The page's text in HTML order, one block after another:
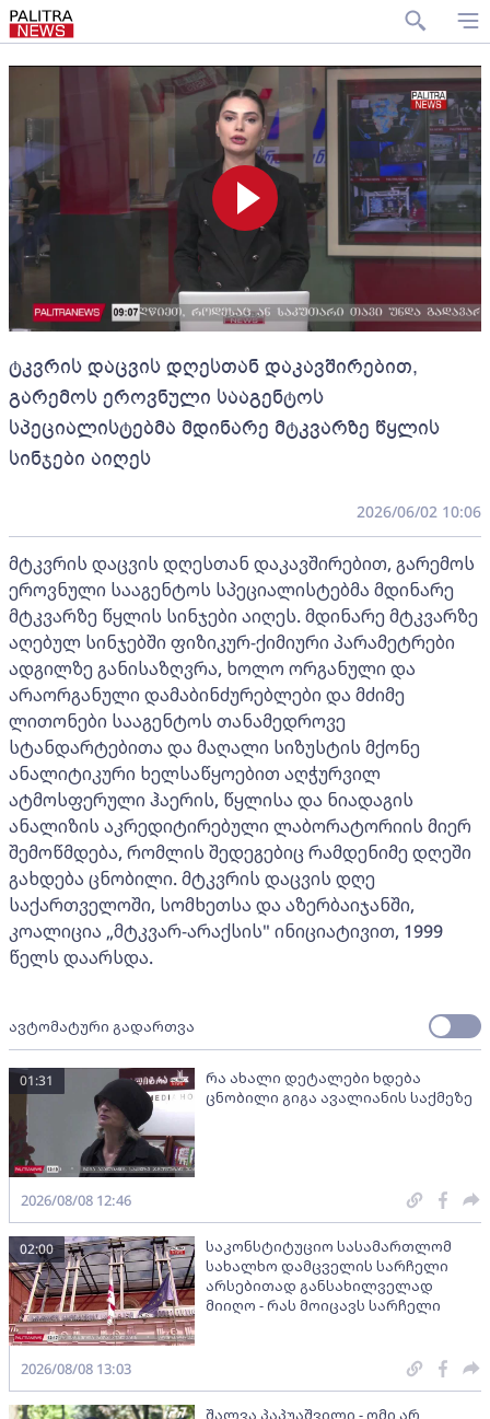
ტკვრის დაცვის დღესთან დაკავშირებით,
გარემოს ეროვნული სააგენტოს
სპეციალისტებმა მდინარე მტკვარზე წყლის
სინჯები აიღეს
2026/06/02 10:06
მტკვრის დაცვის დღესთან დაკავშირებით, გარემოს
ეროვნული სააგენტოს სპეციალისტებმა მდინარე
მტკვარზე წყლის სინჯები აიღეს. მდინარე მტკვარზე
აღებულ სინჯებში ფიზიკურ-ქიმიური პარამეტრები
ადგილზე განისაზღვრა, ხოლო ორგანული და
არაორგანული დამაბინძურებლები და მძიმე
ლითონები სააგენტოს თანამედროვე
სტანდარტებითა და მაღალი სიზუსტის მქონე
ანალიტიკური ხელსაწყოებით აღჭურვილ
ატმოსფერული ჰაერის, წყლისა და ნიადაგის
ანალიზის აკრედიტირებული ლაბორატორიის მიერ
შემოწმდება, რომლის შედეგებიც რამდენიმე დღეში
გახდება ცნობილი. მტკვრის დაცვის დღე
საქართველოში, სომხეთსა და აზერბაიჯანში,
კოალიცია „მტკვარ-არაქსის" ინიციატივით, 1999
წელს დაარსდა.
ავტომატური გადართვა
რა ახალი დეტალები ხდება
ცნობილი გიგა ავალიანის საქმეზე
01:31
2026/08/08 12:46
საკონსტიტუციო სასამართლომ
სახალხო დამცველის სარჩელი
არსებითად განსახილველად
მიიღო - რას მოიცავს სარჩელი
02:00
2026/08/08 13:03
შალვა პაპუაშვილი - ომი არ